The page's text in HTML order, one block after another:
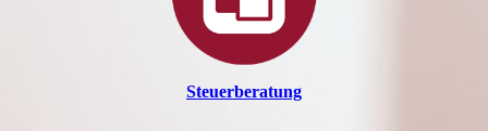
Steuer­beratung